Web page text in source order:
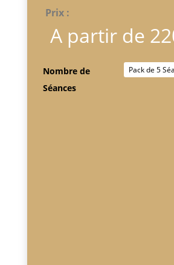
Prix :
A partir de
Nombre de
Séances